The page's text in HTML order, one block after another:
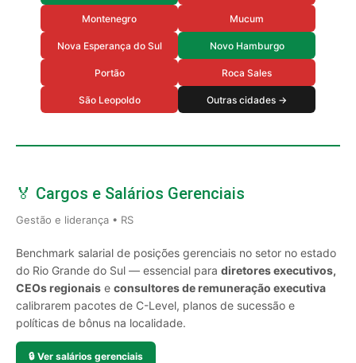
Montenegro Mucum
Nova Esperança do Sul Novo Hamburgo
Portão Roca Sales
São Leopoldo Outras cidades →
🏅 Cargos e Salários Gerenciais
Gestão e liderança • RS
Benchmark salarial de posições gerenciais no setor no estado
do Rio Grande do Sul — essencial para diretores executivos,
CEOs regionais e consultores de remuneração executiva
calibrarem pacotes de C-Level, planos de sucessão e
políticas de bônus na localidade.
🔒 Ver salários gerenciais